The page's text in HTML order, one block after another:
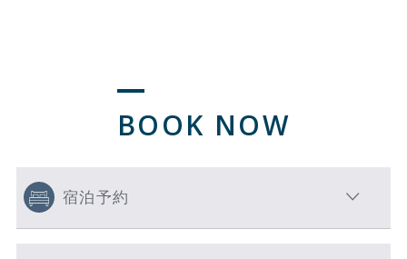
BOOK NOW
宿泊予約